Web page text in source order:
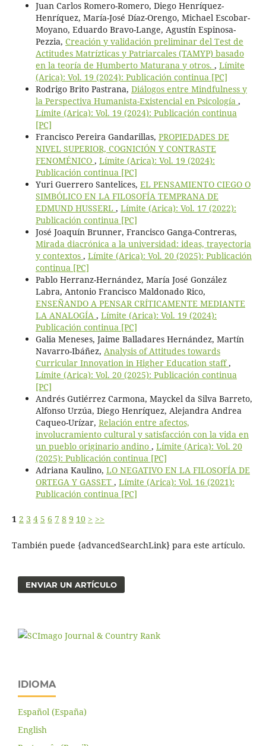
Juan Carlos Romero-Romero, Diego Henríquez-
Henríquez, María-José Díaz-Orengo, Michael Escobar-
Moyano, Eduardo Bravo-Lange, Agustín Espinosa-
Pezzia, Creación y validación preliminar del Test de
Actitudes Matrízticas y Patriarcales (TAMYP) basado
en la teoría de Humberto Maturana y otros. , Límite
(Arica): Vol. 19 (2024): Publicación continua [PC]
Rodrigo Brito Pastrana, Diálogos entre Mindfulness y
la Perspectiva Humanista-Existencial en Psicología ,
Límite (Arica): Vol. 19 (2024): Publicación continua
[PC]
Francisco Pereira Gandarillas, PROPIEDADES DE
NIVEL SUPERIOR, COGNICIÓN Y CONTRASTE
FENOMÉNICO , Límite (Arica): Vol. 19 (2024):
Publicación continua [PC]
Yuri Guerrero Santelices, EL PENSAMIENTO CIEGO O
SIMBÓLICO EN LA FILOSOFÍA TEMPRANA DE
EDMUND HUSSERL , Límite (Arica): Vol. 17 (2022):
Publicación continua [PC]
José Joaquín Brunner, Francisco Ganga-Contreras,
Mirada diacrónica a la universidad: ideas, trayectoria
y contextos , Límite (Arica): Vol. 20 (2025): Publicación
continua [PC]
Pablo Herranz-Hernández, María José González
Labra, Antonio Francisco Maldonado Rico,
ENSEÑANDO A PENSAR CRÍTICAMENTE MEDIANTE
LA ANALOGÍA , Límite (Arica): Vol. 19 (2024):
Publicación continua [PC]
Galia Meneses, Jaime Balladares Hernández, Martín
Navarro-Ibáñez, Analysis of Attitudes towards
Curricular Innovation in Higher Education staff,
Límite (Arica): Vol. 20 (2025): Publicación continua
[PC]
Andrés Gutiérrez Carmona, Mayckel da Silva Barreto,
Alfonso Urzúa, Diego Henríquez, Alejandra Andrea
Caqueo-Urízar, Relación entre afectos,
involucramiento cultural y satisfacción con la vida en
un pueblo originario andino , Límite (Arica): Vol. 20
(2025): Publicación continua [PC]
Adriana Kaulino, LO NEGATIVO EN LA FILOSOFÍA DE
ORTEGA Y GASSET , Límite (Arica): Vol. 16 (2021):
Publicación continua [PC]
1 2 3 4 5 6 7 8 9 10 > >>
También puede {advancedSearchLink} para este artículo.
ENVIAR UN ARTÍCULO
IDIOMA
Español (España)
English